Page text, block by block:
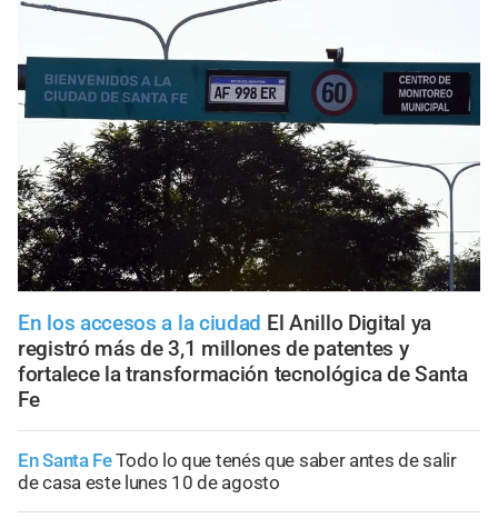
En los accesos a la ciudad El Anillo Digital ya
registró más de 3,1 millones de patentes y
fortalece la transformación tecnológica de Santa
Fe
En Santa FeTodo lo que tenés que saber antes de salir
de casa este lunes 10 de agosto